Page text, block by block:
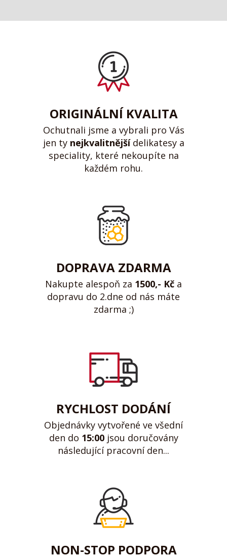
ORIGINÁLNÍ KVALITA
Ochutnali jsme a vybrali pro Vás
jen ty nejkvalitnějšídelikatesy a
speciality, které nekoupíte na
každém rohu.
DOPRAVA ZDARMA
Nakupte alespoň za 1500,- Kč a
dopravu do 2.dne od nás máte
zdarma ;)
RYCHLOST DODÁNÍ
Objednávky vytvořené ve všední
den do 15:00jsou doručovány
následující pracovní den...
NON-STOP PODPORA